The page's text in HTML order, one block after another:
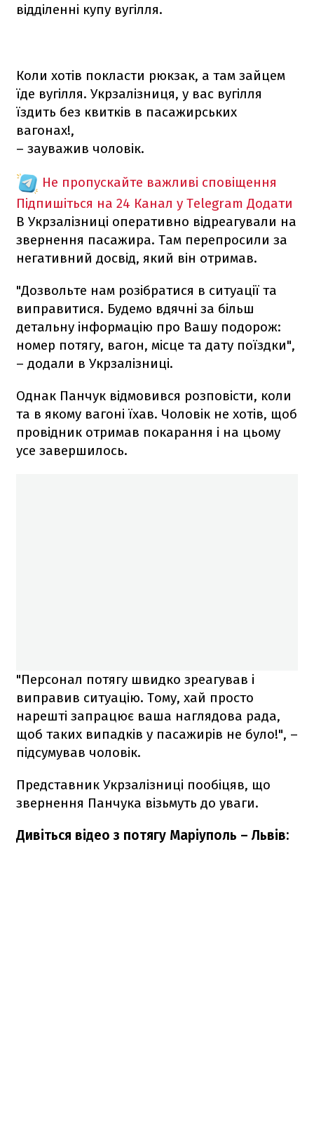
відділенні купу вугілля.
Коли хотів покласти рюкзак, а там зайцем
їде вугілля. Укрзалізниця, у вас вугілля
їздить без квитків в пасажирських
вагонах!,
– зауважив чоловік.
Не пропускайте важливі сповіщення
Підпишіться на 24 Канал у Telegram Додати
В Укрзалізниці оперативно відреагували на
звернення пасажира. Там перепросили за
негативний досвід, який він отримав.
"Дозвольте нам розібратися в ситуації та
виправитися. Будемо вдячні за більш
детальну інформацію про Вашу подорож:
номер потягу, вагон, місце та дату поїздки",
– додали в Укрзалізниці.
Однак Панчук відмовився розповісти, коли
та в якому вагоні їхав. Чоловік не хотів, щоб
провідник отримав покарання і на цьому
усе завершилось.
"Персонал потягу швидко зреагував і
виправив ситуацію. Тому, хай просто
нарешті запрацює ваша наглядова рада,
щоб таких випадків у пасажирів не було!", –
підсумував чоловік.
Представник Укрзалізниці пообіцяв, що
звернення Панчука візьмуть до уваги.
Дивіться відео з потягу Маріуполь – Львів: